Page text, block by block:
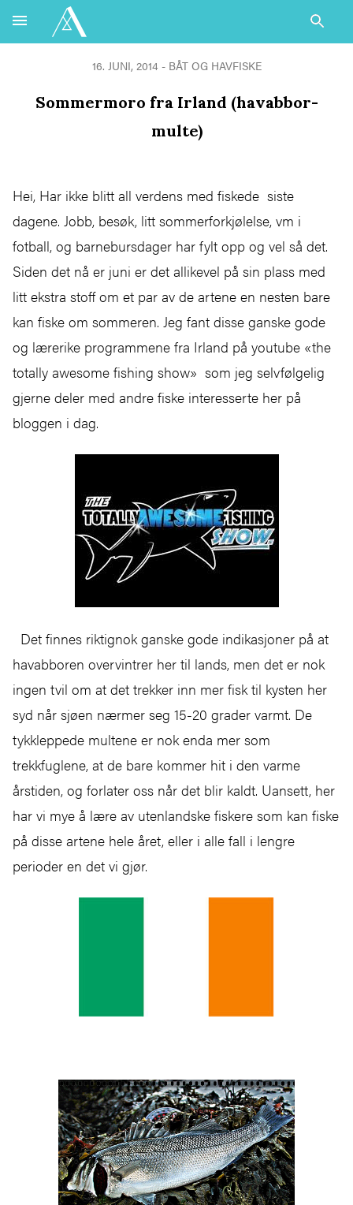
16. JUNI, 2014 - BÅT OG HAVFISKE
Sommermoro fra Irland (havabbor-
multe)
Hei, Har ikke blitt all verdens med fiskede siste
dagene. Jobb, besøk, litt sommerforkjølelse, vm i
fotball, og barnebursdager har fylt opp og vel så det.
Siden det nå er juni er det allikevel på sin plass med
litt ekstra stoff om et par av de artene en nesten bare
kan fiske om sommeren. Jeg fant disse ganske gode
og lærerike programmene fra Irland på youtube «the
totally awesome fishing show» som jeg selvfølgelig
gjerne deler med andre fiske interesserte her på
bloggen i dag.
Det finnes riktignok ganske gode indikasjoner på at
havabboren overvintrer her til lands, men det er nok
ingen tvil om at det trekker inn mer fisk til kysten her
syd når sjøen nærmer seg 15-20 grader varmt. De
tykkleppede multene er nok enda mer som
trekkfuglene, at de bare kommer hit i den varme
årstiden, og forlater oss når det blir kaldt. Uansett, her
har vi mye å lære av utenlandske fiskere som kan fiske
på disse artene hele året, eller i alle fall i lengre
perioder en det vi gjør.